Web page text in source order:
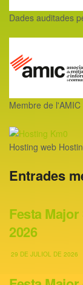
Dades auditades
Membre de l'AMIC
Hosting web
Entrades
Festa
2026
29 DE JULIOL DE 2026